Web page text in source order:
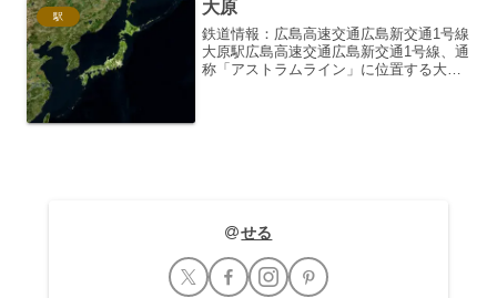
駅 大原
鉄道情報：広島高速交通広島新交通1号線
大原駅広島高速交通広島新交通1号線、通
称「アストラムライン」に位置する大原
せる